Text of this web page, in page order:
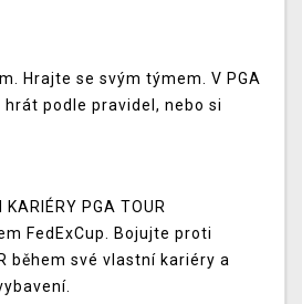
Hrajte se svým týmem. V PGA
hrát podle pravidel, nebo si
KARIÉRY PGA TOUR
FedExCup. Bojujte proti
během své vlastní kariéry a